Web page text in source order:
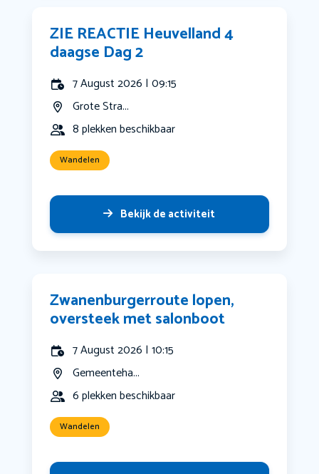
ZIE REACTIE Heuvelland 4
daagse Dag 2
7 August 2026 | 09:15
Grote Stra...
8 plekken beschikbaar
Wandelen
Bekijk de activiteit
Zwanenburgerroute lopen,
oversteek met salonboot
7 August 2026 | 10:15
Gemeenteha...
6 plekken beschikbaar
Wandelen